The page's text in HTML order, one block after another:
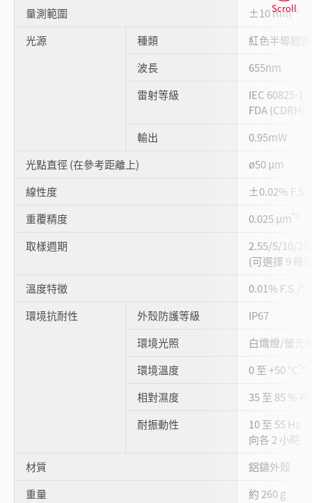
量測範圍
±10 mm*1
光源 種類
紅色半導體
波長
655nm
雷射等級
IEC 60825-1:
FDA (CDRH)
輸出
0.95mW
光點直徑 (在參考距離上)
ø50 µm
線性度
±0.02% F.S.
重覆精度
0.025 µm *3
取樣週期
2.55/5/10/
(可選擇 9 種
溫度特徵
0.01% F.S./
環境抗耐性
外殼防護等級
IP67
環境光照
白熾燈/螢光
環境溫度
0 至 +50 °C
相對濕度
35 至 85 %
耐振動性
10 至 55 Hz
向各 2 小時
材質
鋁鑄外殼
重量
約 260 g
Scroll